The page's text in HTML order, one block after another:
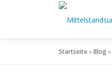
Startseite»Blog»